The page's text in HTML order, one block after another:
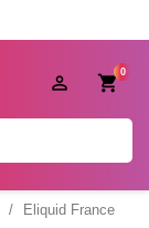
0

Eliquid France